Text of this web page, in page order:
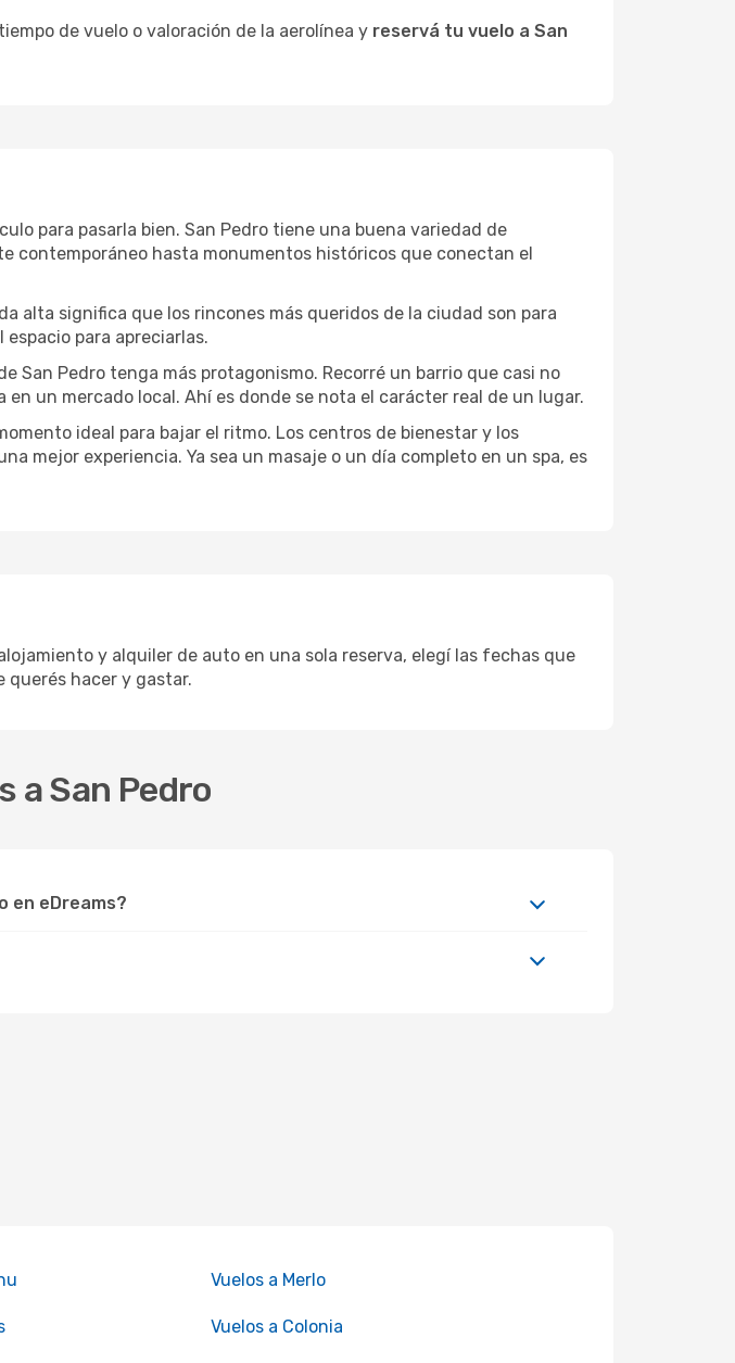
de vuelo o valoración de la aerolínea y reservá tu vuelo a San
para pasarla bien. San Pedro tiene una buena variedad de
contemporáneo hasta monumentos históricos que conectan el
alta significa que los rincones más queridos de la ciudad son para
para apreciarlas.
San Pedro tenga más protagonismo. Recorré un barrio que casi no
un mercado local. Ahí es donde se nota el carácter real de un lugar.
ideal para bajar el ritmo. Los centros de bienestar y los
mejor experiencia. Ya sea un masaje o un día completo en un spa, es
y alquiler de auto en una sola reserva, elegí las fechas que
querés hacer y gastar.
a San Pedro
en eDreams?
Vuelos a Merlo
Vuelos a Colonia